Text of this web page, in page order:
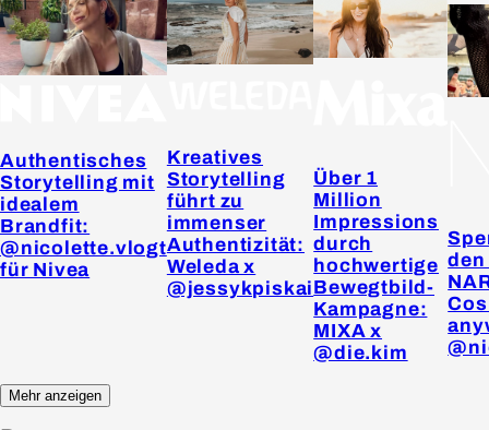
Authentisches
Storytelling mit
idealem
Brandfit:
@nicolette.vlogt
für Nivea
Kreatives
Storytelling
führt zu
immenser
Authentizität:
Weleda x
@jessykpiskai
Über 1
Million
Impressions
durch
hochwertige
Bewegtbild-
Kampagne:
MIXA x
@die.kim
den
Mehr anzeigen